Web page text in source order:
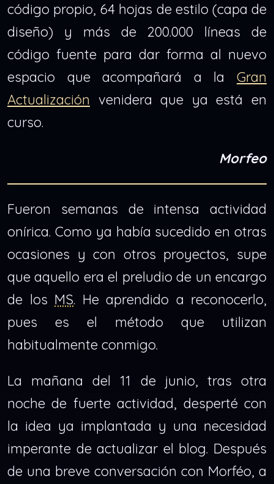
código propio, 64 hojas de estilo (capa de
diseño) y más de 200.000 líneas de
código fuente para dar forma al nuevo
espacio que acompañará a la Gran
Actualización venidera que ya está en
curso.
Morfeo
Fueron semanas de intensa actividad
onírica. Como ya había sucedido en otras
ocasiones y con otros proyectos, supe
que aquello era el preludio de un encargo
de los MS. He aprendido a reconocerlo,
pues es el método que utilizan
habitualmente conmigo.
La mañana del 11 de junio, tras otra
noche de fuerte actividad, desperté con
la idea ya implantada y una necesidad
imperante de actualizar el blog. Después
de una breve conversación con Morféo, a